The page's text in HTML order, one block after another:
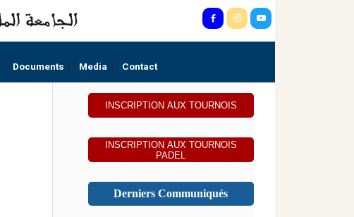
Documents Media Contact
INSCRIPTION AUX TOURNOIS
INSCRIPTION AUX TOURNOIS
PADEL
Derniers Communiqués